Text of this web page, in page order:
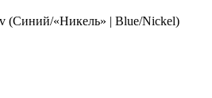
(Синий/«Никель» | Blue/Nickel)